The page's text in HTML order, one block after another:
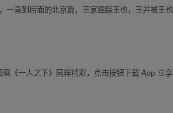
直到后面的北京篇，王家跟踪王也，王并被王
《一人之下》同样精彩，点击按钮下载 App 立享